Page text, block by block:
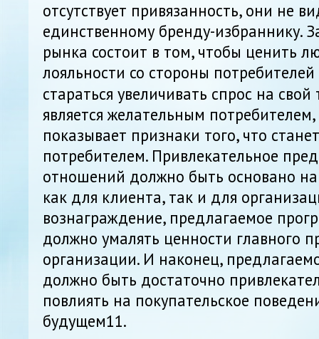
отсутствует привязанность, они не
единственному бренду-избраннику.
рынка состоит в том, чтобы ценить
лояльности со стороны потребителей
стараться увеличивать спрос на свой
является желательным
показывает признаки того, что
потребителем. Привлекательное
отношений должно быть основано
как для клиента, так и для
вознаграждение, предлагаемое
должно умалять ценности главного
организации. И наконец,
должно быть достаточно
повлиять на покупательское
будущем11.